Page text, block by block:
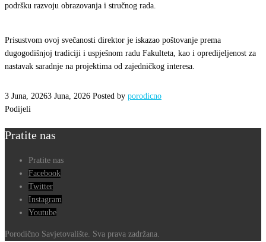
podršku razvoju obrazovanja i stručnog rada.
Prisustvom ovoj svečanosti direktor je iskazao poštovanje prema
dugogodišnjoj tradiciji i uspješnom radu Fakulteta, kao i opredijeljenost za
nastavak saradnje na projektima od zajedničkog interesa.
3 Juna, 20263 Juna, 2026 Posted by porodicno
Podijeli
Pratite nas
Pratite nas
Facebook
Twitter
Instagram
Youtube
Porodično Savjetovalište. Sva prava zadržana.